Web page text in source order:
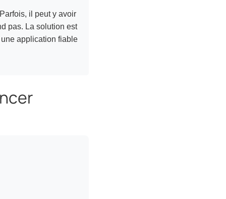
il peut y avoir
pas. La solution est
application fiable